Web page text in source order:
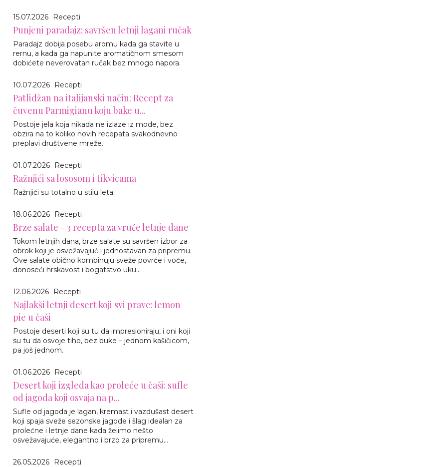
15.07.2026 Recepti
Punjeni paradajz: savršen letnji lagani ručak
Paradajz dobija posebu aromu kada ga stavite u
rernu, a kada ga napunite aromatičnom smesom
dobićete neverovatan ručak bez mnogo napora.
10.07.2026 Recepti
Patlidžan na italijanski način: Recept za
čuvenu Parmigianu koju bake u...
Postoje jela koja nikada ne izlaze iz mode, bez
obzira na to koliko novih recepata svakodnevno
preplavi društvene mreže.
01.07.2026 Recepti
Ražnjići sa lososom i tikvicama
Ražnjići su totalno u stilu leta.
18.06.2026 Recepti
Brze salate - 3 recepta za vruće letnje dane
Tokom letnjih dana, brze salate su savršen izbor za
obrok koji je osvežavajuć i jednostavan za pripremu.
Ove salate obično kombinuju sveže povrće i voće,
donoseći hrskavost i bogatstvo uku...
12.06.2026 Recepti
Najlakši letnji desert koji svi prave: lemon
pie u čaši
Postoje deserti koji su tu da impresioniraju, i oni koji
su tu da osvoje tiho, bez buke – jednom kašičicom,
pa još jednom.
01.06.2026 Recepti
Desert koji izgleda kao proleće u čaši: sufle
od jagoda koji osvaja na p...
Sufle od jagoda je lagan, kremast i vazdušast desert
koji spaja sveže sezonske jagode i šlag idealan za
prolećne i letnje dane kada želimo nešto
osvežavajuće, elegantno i brzo za pripremu...
26.05.2026 Recepti